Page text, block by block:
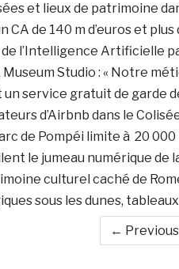
et lieux de patrimoine
CA de 140 m d’euros et
de l’Intelligence Artificielle
Studio : « Notre
service gratuit de garde
d’Airbnb dans le
de Pompéi limite à 20
le jumeau numérique de
culturel caché de
sous les dunes,
← Previous